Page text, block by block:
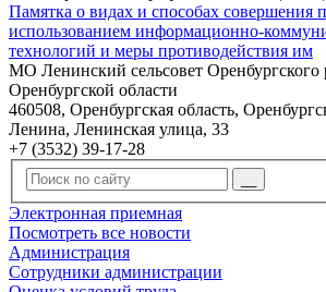
Памятка о видах и способах совершения
использованием информационно-
технологий и меры противодействия им
МО Ленинский сельсовет Оренбургского
Оренбургской области
460508, Оренбургская область,
Ленина, Ленинская улица, 33
+7 (3532) 39-17-28
Электронная приемная
Посмотреть все новости
Администрация
Сотрудники администрации